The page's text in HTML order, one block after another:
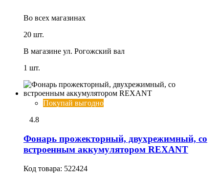
Во всех магазинах
20 шт.
В магазине ул. Рогожский вал
1 шт.
Покупай выгодно
4.8
Фонарь прожекторный, двухрежимный, со
встроенным аккумулятором REXANT
Код товара: 522424